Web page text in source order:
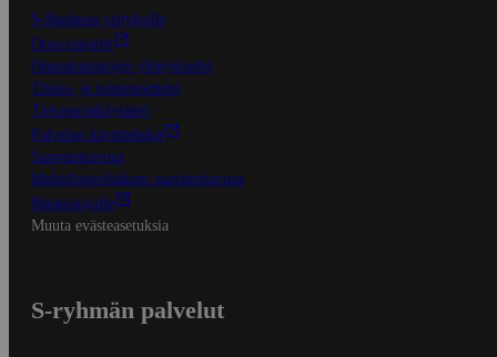
S-Business yrityksille
Oiva-raportit
Osuuskauppojen yhteystiedot
Tilaus- ja toimitusehdot
Tietosuojakäytäntö
Palvelun käyttöehdot
Saavutettavuus
Mobiilisovelluksen saavutettavuus
Mainostajalle
Muuta evästeasetuksia
S-ryhmän palvelut